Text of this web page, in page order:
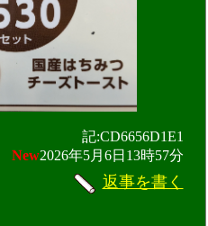
記:CD6656D1E1
New2026年5月6日13時57分
返事を書く